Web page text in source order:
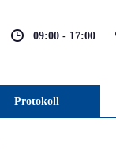
09:00 - 17:00
Protokoll